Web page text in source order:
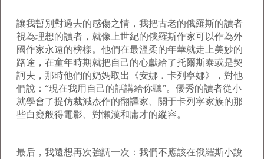
讓我暫別對過去的感傷之情，我把古老的俄羅斯的讀者
視為理想的讀者，就像上世紀的俄羅斯作家可以作為外
國作家永遠的榜樣。他們在最溫柔的年華就走上美妙的
路途，在童年時期就把自己的心獻給了托爾斯泰或是契
訶夫，那時他們的奶媽取出《安娜﹒卡列寧娜》，對他
們說：“現在我用自己的話講給你聽”。優秀的讀者從小
就學會了提仿裁減杰作的翻譯家、關于卡列寧家族的那
些白癡般得電影、對懶漢和庸才的縱容。
最后，我還想再次強調一次：我們不應該在俄羅斯小說